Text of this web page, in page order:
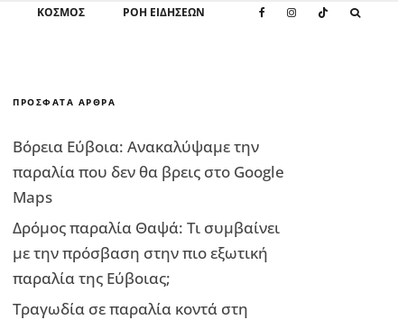
ΚΌΣΜΟΣ ΡΟΗ ΕΙΔΗΣΕΩΝ
ΠΡΌΣΦΑΤΑ ΆΡΘΡΑ
Βόρεια Εύβοια: Ανακαλύψαμε την
παραλία που δεν θα βρεις στο Google
Maps
Δρόμος παραλία Θαψά: Τι συμβαίνει
με την πρόσβαση στην πιο εξωτική
παραλία της Εύβοιας;
Τραγωδία σε παραλία κοντά στη